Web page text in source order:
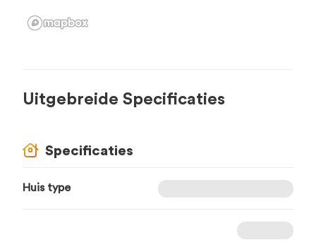
Uitgebreide Specificaties
Specificaties
Huis type